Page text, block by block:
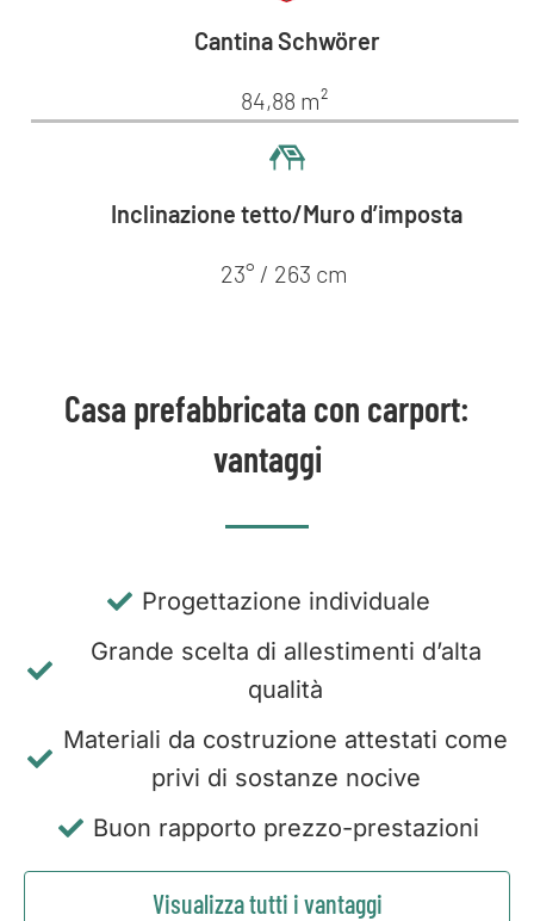
Cantina Schwörer
84,88 m²
Inclinazione tetto/Muro d’imposta
23° / 263 cm
Casa prefabbricata con carport:
vantaggi
Progettazione individuale
Grande scelta di allestimenti d’alta
qualità
Materiali da costruzione attestati come
privi di sostanze nocive
Buon rapporto prezzo-prestazioni
Visualizza tutti i vantaggi